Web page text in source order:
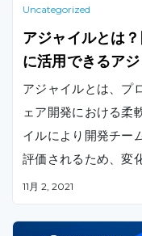
Uncategorized
アジャイルとは
に活用できるア
アジャイルとは、プ
ェア開発における柔
イルにより開発チー
評価されるため、変
価値を与えることが
11月 2, 2021